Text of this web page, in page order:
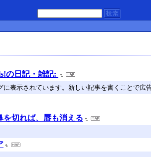
の日記・雑記:
表示されています。新しい記事を書くことで広
を切れば、唇も消える